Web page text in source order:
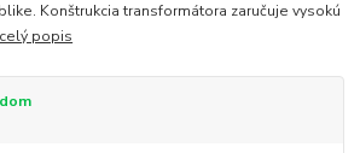
Konštrukcia transformátora zaručuje vysokú
celý popis